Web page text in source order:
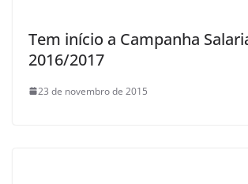
Tem início a Campanha
2016/2017
23 de novembro de 2015